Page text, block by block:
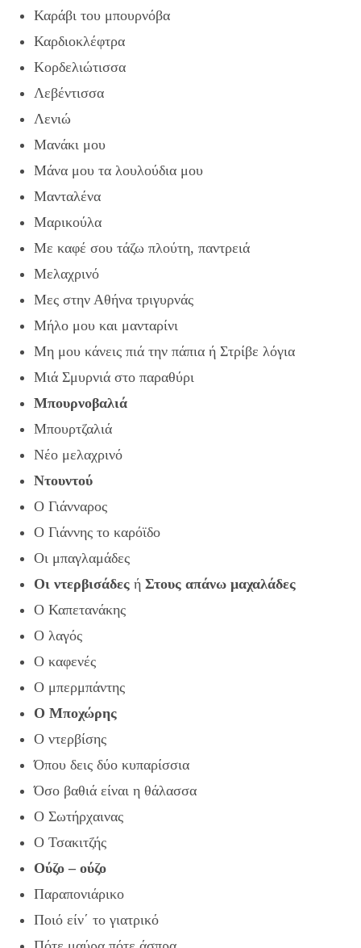
Καράβι του μπουρνόβα
Καρδιοκλέφτρα
Κορδελιώτισσα
Λεβέντισσα
Λενιώ
Μανάκι μου
Μάνα μου τα λουλούδια μου
Μανταλένα
Μαρικούλα
Με καφέ σου τάζω πλούτη, παντρειά
Μελαχρινό
Μες στην Αθήνα τριγυρνάς
Μήλο μου και μανταρίνι
Μη μου κάνεις πιά την πάπια ή Στρίβε λόγια
Μιά Σμυρνιά στο παραθύρι
Μπουρνοβαλιά
Μπουρτζαλιά
Νέο μελαχρινό
Ντουντού
Ο Γιάνναρος
Ο Γιάννης το καρόϊδο
Οι μπαγλαμάδες
Οι ντερβισάδες ήΣτους απάνω μαχαλάδες
Ο Καπετανάκης
Ο λαγός
Ο καφενές
Ο μπερμπάντης
Ο Μποχώρης
Ο ντερβίσης
Όπου δεις δύο κυπαρίσσια
Όσο βαθιά είναι η θάλασσα
Ο Σωτήρχαινας
Ο Τσακιτζής
Ούζο – ούζο
Παραπονιάρικο
Ποιό είν΄ το γιατρικό